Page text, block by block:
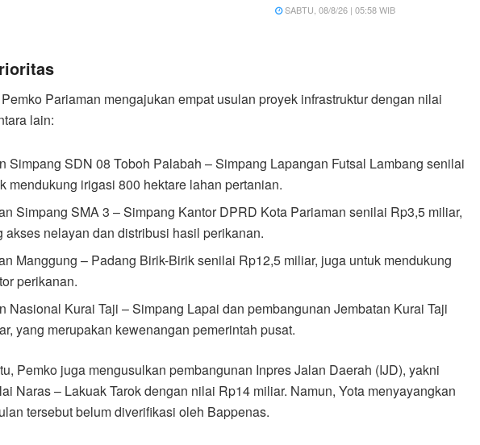
SABTU, 08/8/26 | 05:58 WIB
Pariaman mengajukan empat usulan proyek infrastruktur dengan nilai
lain:
Simpang SDN 08 Toboh Palabah – Simpang Lapangan Futsal Lambang senilai
mendukung irigasi 800 hektare lahan pertanian.
Simpang SMA 3 – Simpang Kantor DPRD Kota Pariaman senilai Rp3,5 miliar,
akses nelayan dan distribusi hasil perikanan.
Manggung – Padang Birik-Birik senilai Rp12,5 miliar, juga untuk mendukung
perikanan.
Nasional Kurai Taji – Simpang Lapai dan pembangunan Jembatan Kurai Taji
yang merupakan kewenangan pemerintah pusat.
Pemko juga mengusulkan pembangunan Inpres Jalan Daerah (IJD), yakni
Naras – Lakuak Tarok dengan nilai Rp14 miliar. Namun, Yota menyayangkan
tersebut belum diverifikasi oleh Bappenas.